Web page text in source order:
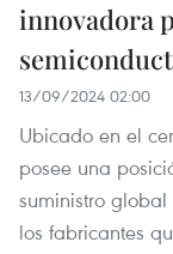
innovadora
13/09/2024 02:00
Ubicado en el
posee una
suministro
los fabricantes